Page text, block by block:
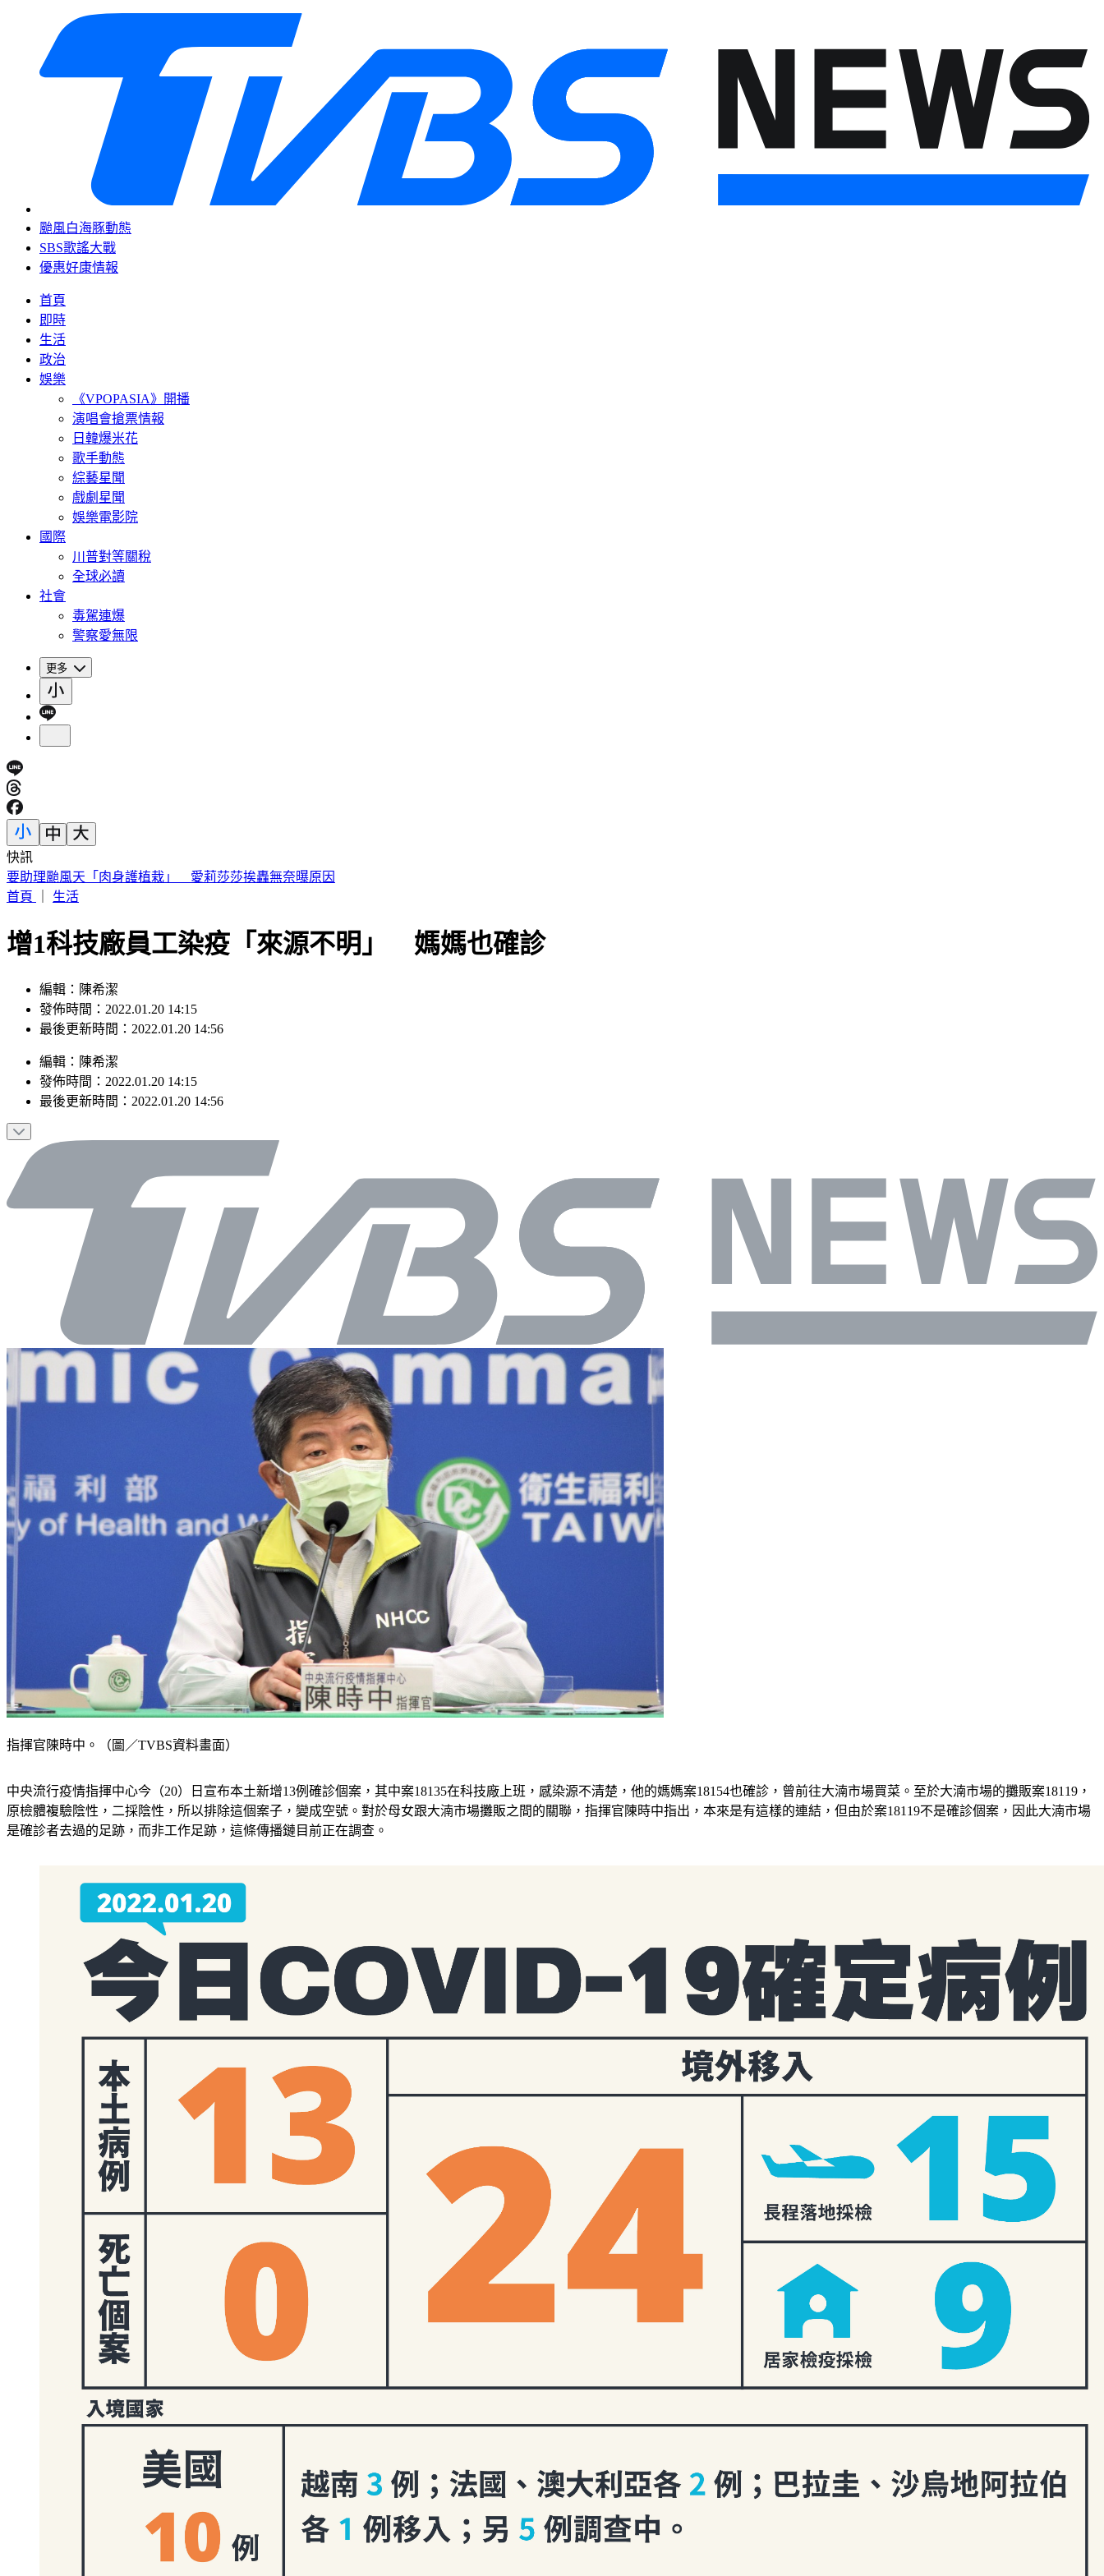
颱風白海豚動態
SBS歌謠大戰
優惠好康情報
首頁
即時
生活
政治
娛樂
《VPOPASIA》開播
演唱會搶票情報
日韓爆米花
歌手動態
綜藝星聞
戲劇星聞
娛樂電影院
國際
川普對等關稅
全球必讀
社會
毒駕連爆
警察愛無限
更多
快訊
要助理颱風天「肉身護植栽」 愛莉莎莎挨轟無奈曝原因
首頁
生活
增1科技廠員工染疫「來源不明」 媽媽也確診
編輯：陳希潔
發佈時間：2022.01.20 14:15
最後更新時間：2022.01.20 14:56
編輯 ： 陳希潔
發佈時間： 2022.01.20 14:15
最後更新時間： 2022.01.20 14:56
指揮官陳時中。（圖／TVBS資料畫面）
中央流行疫情指揮中心今（20）日宣布本土新增13例確診個案，其中案18135在科技廠上班，感染源不清楚，他的媽媽案18154也確診，曾前往大湳市場買菜。至於大湳市場的攤販案18119，
原檢體複驗陰性，二採陰性，所以排除這個案子，變成空號。對於母女跟大湳市場攤販之間的關聯，指揮官陳時中指出，本來是有這樣的連結，但由於案18119不是確診個案，因此大湳市場
是確診者去過的足跡，而非工作足跡，這條傳播鏈目前正在調查。